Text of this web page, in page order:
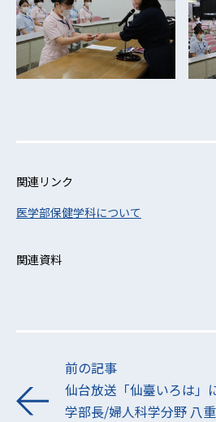
関連リンク
医学部保健学科について
関連資料
前の記事
仙台放送「仙臺いろは」
学部長/婦人科学分野 八